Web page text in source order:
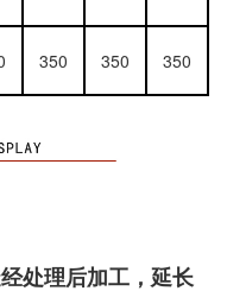
350 350 350
处理后加工，延长